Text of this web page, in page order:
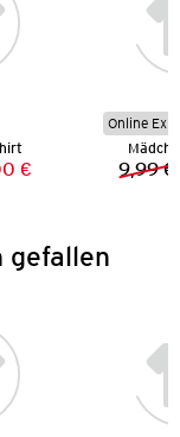
Preis:
Preis:
€
Online
9,99 €
gefallen